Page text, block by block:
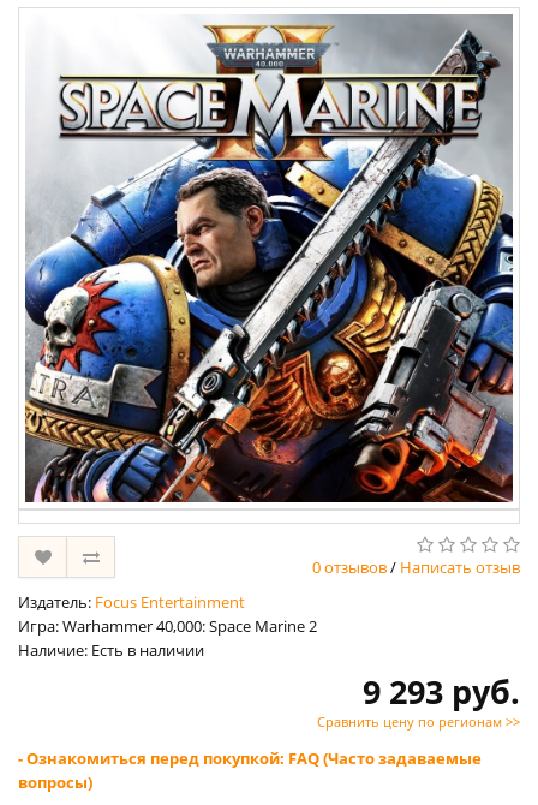
0 отзывов/ Написать отзыв
Издатель: Focus Entertainment
Игра: Warhammer 40,000: Space Marine 2
Наличие: Есть в наличии
9 293 руб.
Сравнить цену по регионам >>
- Ознакомиться перед покупкой: FAQ (Часто задаваемые
вопросы)